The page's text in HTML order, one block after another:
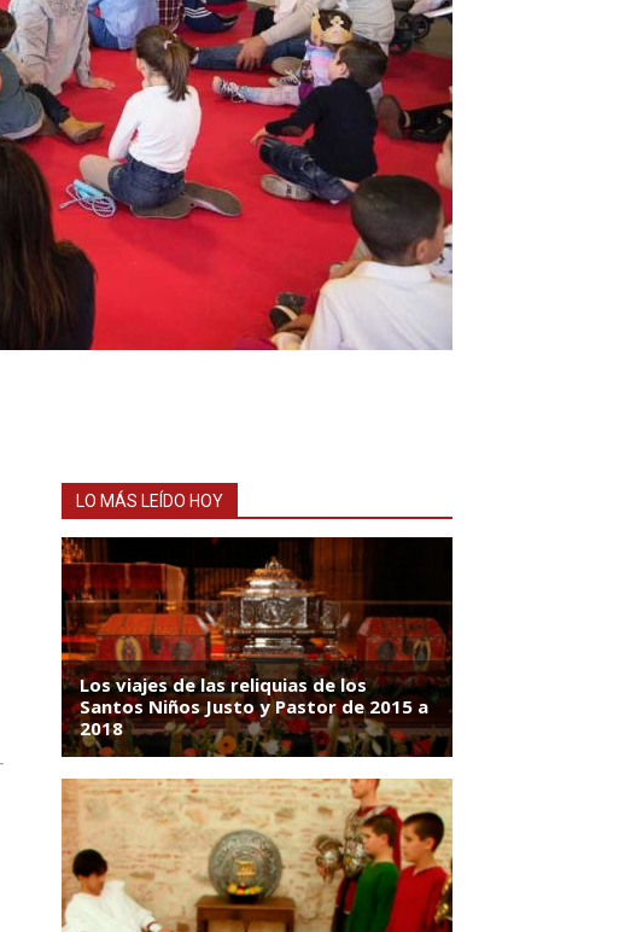
LO MÁS LEÍDO HOY